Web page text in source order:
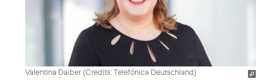
Valentina Daiber (Credits: Telefónica Deutschland)